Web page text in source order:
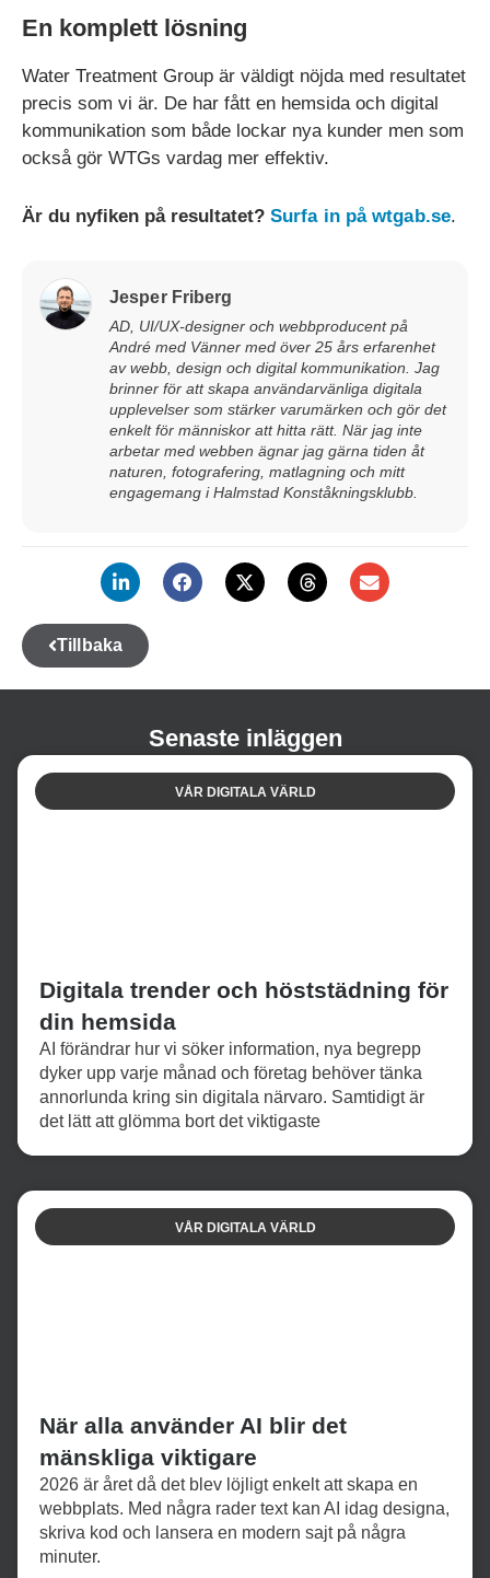
En komplett lösning
Water Treatment Group är väldigt nöjda med resultatet
precis som vi är. De har fått en hemsida och digital
kommunikation som både lockar nya kunder men som
också gör WTGs vardag mer effektiv.
Är du nyfiken på resultatet? Surfa in på wtgab.se.
Jesper Friberg
AD, UI/UX-designer och webbproducent på
André med Vänner med över 25 års erfarenhet
av webb, design och digital kommunikation. Jag
brinner för att skapa användarvänliga digitala
upplevelser som stärker varumärken och gör det
enkelt för människor att hitta rätt. När jag inte
arbetar med webben ägnar jag gärna tiden åt
naturen, fotografering, matlagning och mitt
engagemang i Halmstad Konståkningsklubb.
Tillbaka
Senaste inläggen
VÅR DIGITALA VÄRLD
Digitala trender och höststädning för
din hemsida
AI förändrar hur vi söker information, nya begrepp
dyker upp varje månad och företag behöver tänka
annorlunda kring sin digitala närvaro. Samtidigt är
det lätt att glömma bort det viktigaste
VÅR DIGITALA VÄRLD
När alla använder AI blir det
mänskliga viktigare
2026 är året då det blev löjligt enkelt att skapa en
webbplats. Med några rader text kan AI idag designa,
skriva kod och lansera en modern sajt på några
minuter.